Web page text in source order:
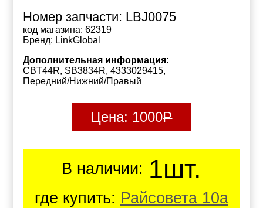
Номер запчасти: LBJ0075
код магазина: 62319
Бренд: LinkGlobal
Дополнительная информация:
CBT44R, SB3834R, 4333029415,
Передний/Нижний/Правый
Цена: 1000Р
В наличии: 1шт.
где купить: Райсовета 10а